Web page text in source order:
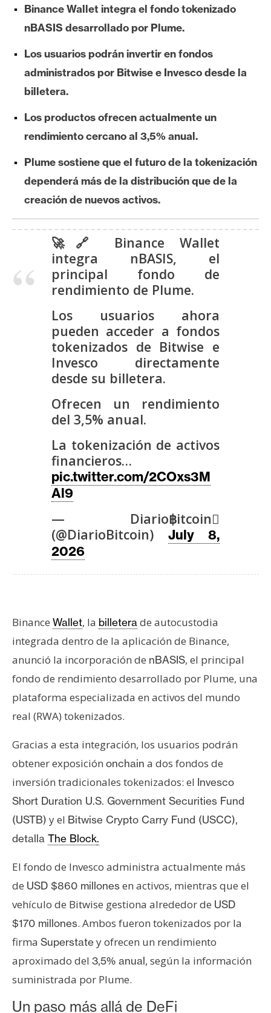
A
A
n
á
l
i
s
m
R
u
s
o
s
C
n
t
a
c
t
o
y
u
b
l
i
i
d
a
Binance Wallet integra el fondo tokenizado
nBASIS desarrollado por Plume.
Los usuarios podrán invertir en fondos
administrados por Bitwise e Invesco desde la
billetera.
Los productos ofrecen actualmente un
rendimiento cercano al 3,5% anual.
Plume sostiene que el futuro de la tokenización
dependerá más de la distribución que de la
creación de nuevos activos.
🚀🔗 Binance Wallet
integra nBASIS, el
principal fondo de
rendimiento de Plume.
Los usuarios ahora
pueden acceder a fondos
tokenizados de Bitwise e
Invesco directamente
desde su billetera.
Ofrecen un rendimiento
del 3,5% anual.
La tokenización de activos
financieros…
pic.twitter.com/2COxs3M
Al9
— Diario฿itcoin
(@DiarioBitcoin) July 8,
2026
Binance Wallet, la billeterade autocustodia
integrada dentro de la aplicación de Binance,
anunció la incorporación de nBASIS, el principal
fondo de rendimiento desarrollado por Plume, una
plataforma especializada en activos del mundo
real (RWA) tokenizados.
Gracias a esta integración, los usuarios podrán
obtener exposición onchain a dos fondos de
inversión tradicionales tokenizados: el Invesco
Short Duration U.S. Government Securities Fund
(USTB) y el Bitwise Crypto Carry Fund (USCC),
detalla The Block.
El fondo de Invesco administra actualmente más
de USD $860 millonesen activos, mientras que el
vehículo de Bitwise gestiona alrededor de USD
$170 millones. Ambos fueron tokenizados por la
firma Superstatey ofrecen un rendimiento
aproximado del 3,5% anual, según la información
suministrada por Plume.
Un paso más allá de DeFi